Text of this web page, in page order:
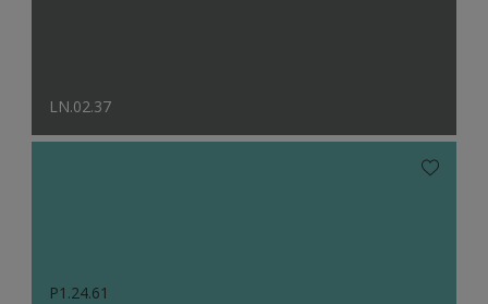
LN.02.37
P1.24.61